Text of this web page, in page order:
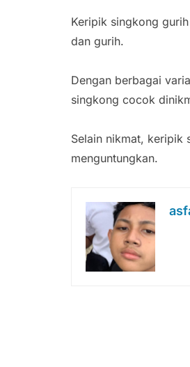
Keripik singkong
dan gurih.
Dengan berbagai
singkong cocok
Selain nikmat, keripik
menguntungkan.